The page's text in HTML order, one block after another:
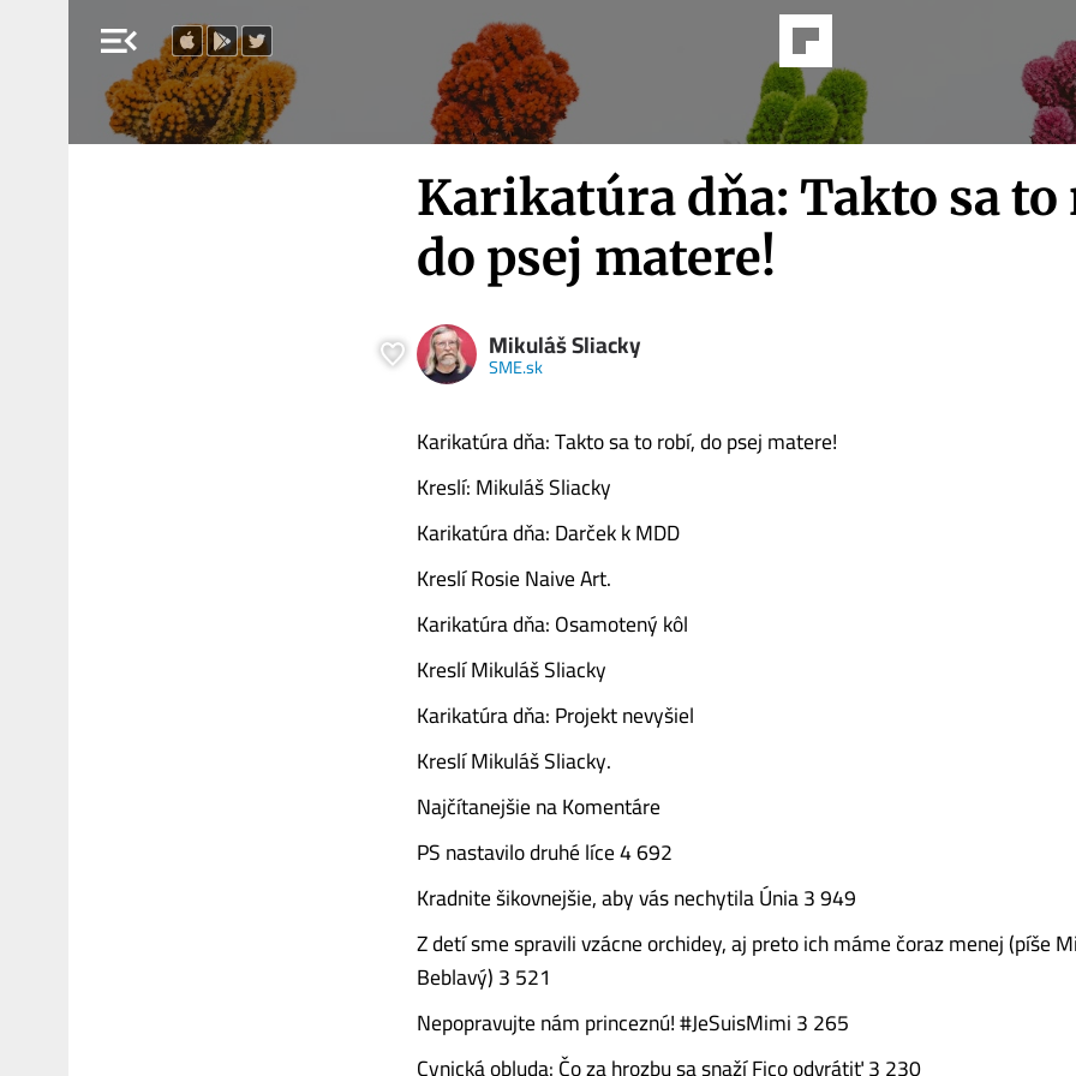
menu_open
Karikatúra dňa: Takto sa to
do psej matere!
Mikuláš Sliacky
SME.sk
Karikatúra dňa: Takto sa to robí, do psej matere!
Kreslí: Mikuláš Sliacky
Karikatúra dňa: Darček k MDD
Kreslí Rosie Naive Art.
Karikatúra dňa: Osamotený kôl
Kreslí Mikuláš Sliacky
Karikatúra dňa: Projekt nevyšiel
Kreslí Mikuláš Sliacky.
Najčítanejšie na Komentáre
PS nastavilo druhé líce 4 692
Kradnite šikovnejšie, aby vás nechytila Únia 3 949
Z detí sme spravili vzácne orchidey, aj preto ich máme čoraz menej (píše
Beblavý) 3 521
Nepopravujte nám princeznú! #JeSuisMimi 3 265